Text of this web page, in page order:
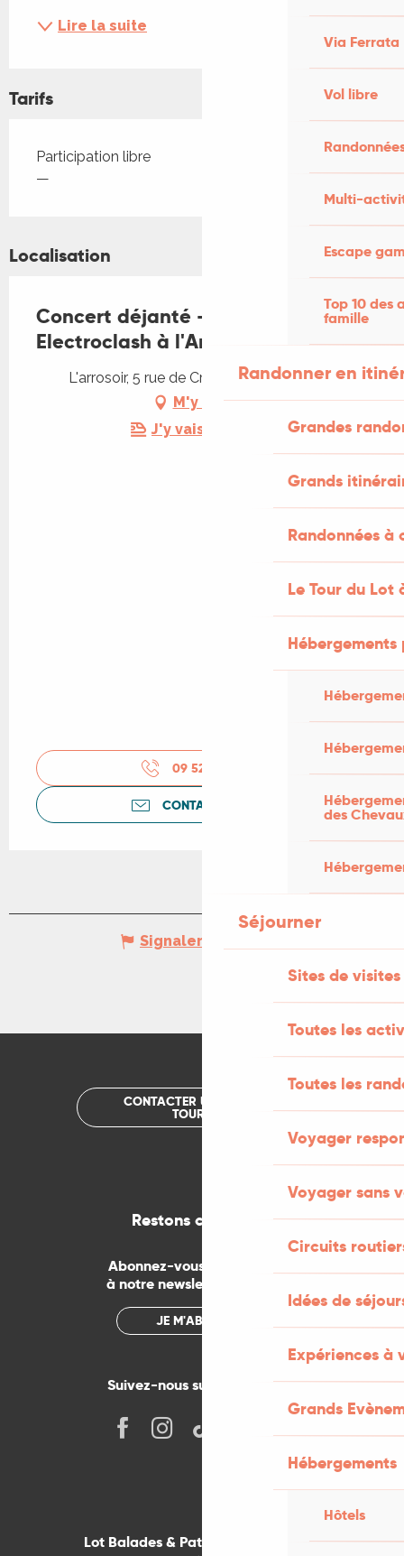
Via Ferrata
Vol libre
Multi-
Escape
Top 10 des
famille
Randonner en
Grandes
Grands
Randonnées
Le Tour du Lot
des
Séjourner
Sites de visites
Toutes les
Toutes les
Voyager
Voyager sans
Circuits
Idées de
Expériences à
Grands
Hébergements
Hôtels
Lire la suite
Tarifs
Tarifs 2026
Participation libre
—
Localisation
Concert déjanté - Techno
Electroclash à l'Arrosoir
L'arrosoir, 5 rue de Crussol, 46100 Figeac
M'y rendre
J'y vais en train !
09 52 25 07
CONTACTEZ-NOUS
Signaler une erreur
CONTACTER UN OFFICE DE
TOURISME
Restons connectés
Abonnez-vous gratuitement
à notre newsletter mensuelle
JE M'ABONNE
Suivez-nous sur les réseaux !
Lot Balades & Patrimoines sur votre